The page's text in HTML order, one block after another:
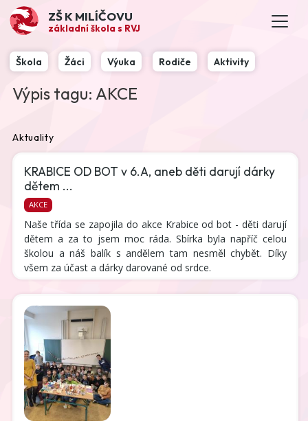
ZŠ K MILÍČOVU
základní škola s RVJ
Škola Žáci Výuka Rodiče Aktivity
Výpis tagu: AKCE
Aktuality
KRABICE OD BOT v 6.A, aneb děti darují dárky
dětem ...
AKCE
Naše třída se zapojila do akce Krabice od bot - děti darují
dětem a za to jsem moc ráda. Sbírka byla napříč celou
školou a náš balík s andělem tam nesměl chybět. Díky
všem za účast a dárky darované od srdce.